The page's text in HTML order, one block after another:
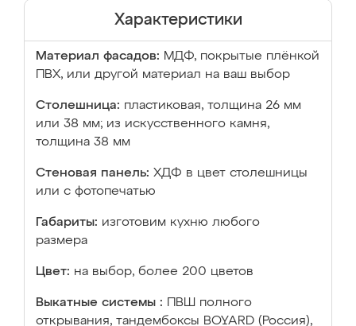
Характеристики
Материал фасадов: МДФ, покрытые плёнкой
ПВХ, или другой материал на ваш выбор
Столешница: пластиковая, толщина 26 мм
или 38 мм; из искусственного камня,
толщина 38 мм
Стеновая панель: ХДФ в цвет столешницы
или с фотопечатью
Габариты: изготовим кухню любого
размера
Цвет: на выбор, более 200 цветов
Выкатные системы :
ПВШ полного
открывания, тандембоксы BOYARD (Россия),